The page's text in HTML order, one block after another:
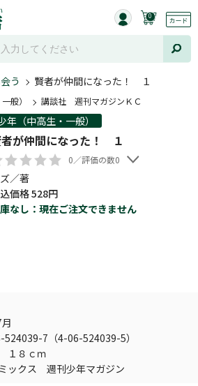
0
う 賢者が仲間になった！ １
般） 講談社 週刊マガジンＫＣ
年（中高生・一般）
が仲間になった！ １
0／評価の数0
／著
価格 528円
なし：現在ご注文できません
7（4-06-524039-5）
１８ｃｍ
ックス 週刊少年マガジン